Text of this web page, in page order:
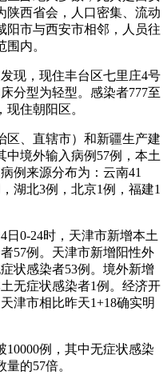
陕西省会，人口密集、流动
阳市与西安市相邻，人员往
内。
现，现住丰台区七里庄4号
分型为轻型。感染者777至
现住朝阳区。
区、直辖市）和新疆生产建
中境外输入病例57例，本土
例来源分布为：云南41
湖北3例，北京1例，福建1
日0-24时，天津市新增本土
57例。天津市新增阳性外
状感染者53例。境外新增
无症状感染者1例。经济开
津市相比昨天1+18确实明
例，其中无症状感染
的57倍。